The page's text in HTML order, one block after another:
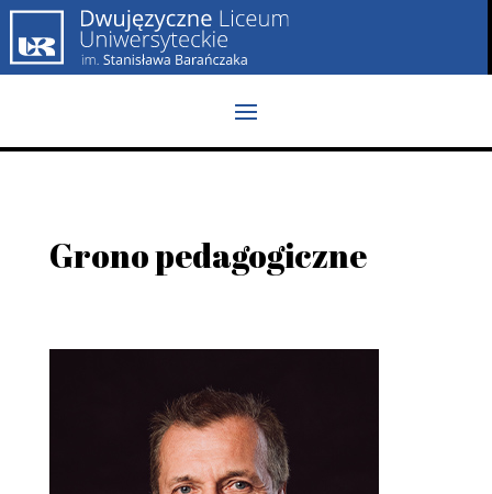
Grono pedagogiczne